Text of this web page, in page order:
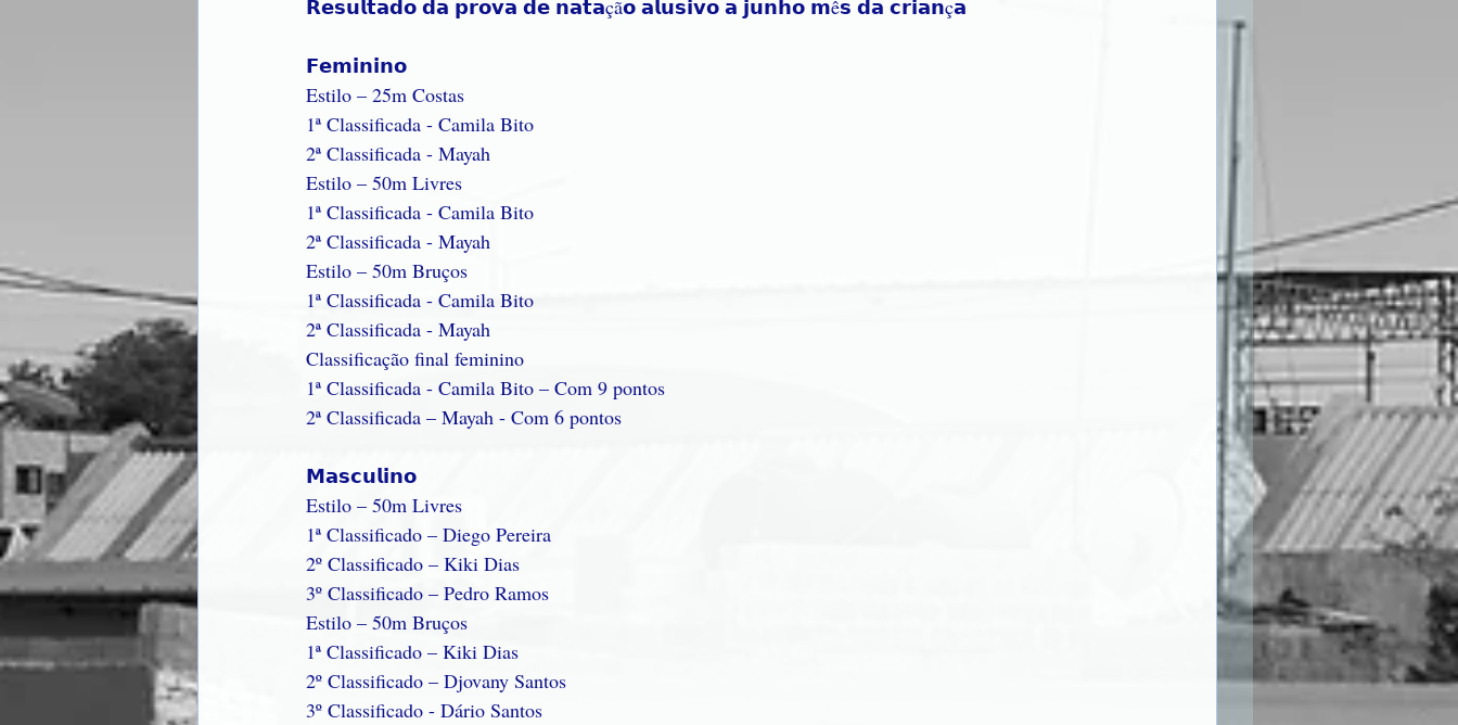
𝗥𝗲𝘀𝘂𝗹𝘁𝗮𝗱𝗼 𝗱𝗮 𝗽𝗿𝗼𝘃𝗮 𝗱𝗲 𝗻𝗮𝘁𝗮çã𝗼 𝗮𝗹𝘂𝘀𝗶𝘃𝗼 𝗮 𝗷𝘂𝗻𝗵𝗼 𝗺ê𝘀 𝗱𝗮 𝗰𝗿𝗶𝗮𝗻ç𝗮
𝗙𝗲𝗺𝗶𝗻𝗶𝗻𝗼
Estilo – 25m Costas
1ª Classificada - Camila Bito
2ª Classificada - Mayah
Estilo – 50m Livres
1ª Classificada - Camila Bito
2ª Classificada - Mayah
Estilo – 50m Bruços
1ª Classificada - Camila Bito
2ª Classificada - Mayah
Classificação final feminino
1ª Classificada - Camila Bito – Com 9 pontos
2ª Classificada – Mayah - Com 6 pontos
𝗠𝗮𝘀𝗰𝘂𝗹𝗶𝗻𝗼
Estilo – 50m Livres
1ª Classificado – Diego Pereira
2º Classificado – Kiki Dias
3º Classificado – Pedro Ramos
Estilo – 50m Bruços
1ª Classificado – Kiki Dias
2º Classificado – Djovany Santos
3º Classificado - Dário Santos